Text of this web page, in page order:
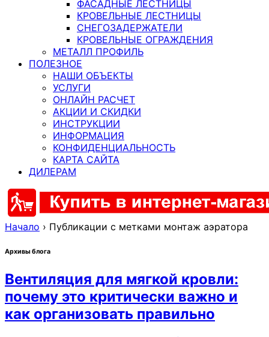
ФАСАДНЫЕ ЛЕСТНИЦЫ
КРОВЕЛЬНЫЕ ЛЕСТНИЦЫ
СНЕГОЗАДЕРЖАТЕЛИ
КРОВЕЛЬНЫЕ ОГРАЖДЕНИЯ
МЕТАЛЛ ПРОФИЛЬ
ПОЛЕЗНОЕ
НАШИ ОБЪЕКТЫ
УСЛУГИ
ОНЛАЙН РАСЧЕТ
АКЦИИ И СКИДКИ
ИНСТРУКЦИИ
ИНФОРМАЦИЯ
КОНФИДЕНЦИАЛЬНОСТЬ
КАРТА САЙТА
ДИЛЕРАМ
Начало › Публикации с метками монтаж аэратора
Архивы блога
Вентиляция для мягкой кровли:
почему это критически важно и
как организовать правильно